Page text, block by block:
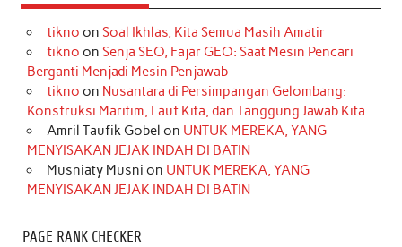
tikno on Soal Ikhlas, Kita Semua Masih Amatir
tikno on Senja SEO, Fajar GEO: Saat Mesin Pencari
Berganti Menjadi Mesin Penjawab
tikno on Nusantara di Persimpangan Gelombang:
Konstruksi Maritim, Laut Kita, dan Tanggung Jawab Kita
Amril Taufik Gobel on UNTUK MEREKA, YANG
MENYISAKAN JEJAK INDAH DI BATIN
Musniaty Musni on UNTUK MEREKA, YANG
MENYISAKAN JEJAK INDAH DI BATIN
PAGE RANK CHECKER